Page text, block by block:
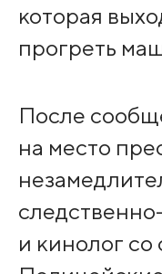
которая
прогреть
После
на место
и кинолог